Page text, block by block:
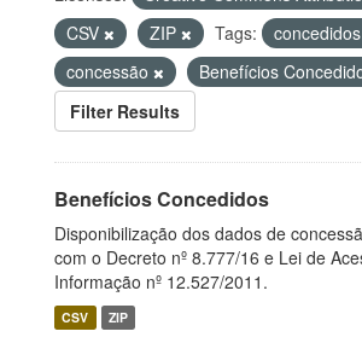
CSV
ZIP Tags:
concedidos
concessão
Benefícios
Filter Results
Benefícios Concedidos
Disponibilização dos dados de
com o Decreto nº 8.777/16 e Lei de
Informação nº 12.527/2011.
CSV ZIP